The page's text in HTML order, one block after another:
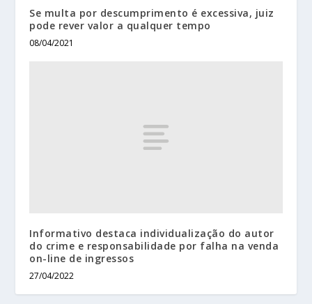
Se multa por descumprimento é excessiva, juiz
pode rever valor a qualquer tempo
08/04/2021
Informativo destaca individualização do autor
do crime e responsabilidade por falha na venda
on-line de ingressos
27/04/2022